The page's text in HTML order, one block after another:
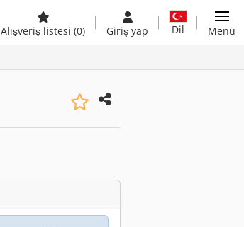
Alışveriş listesi (0) Giriş yap Dil Menü